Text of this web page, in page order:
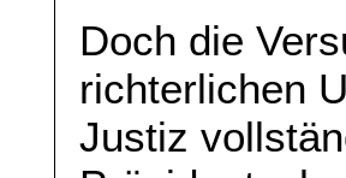
Doch die
richterlichen
Justiz